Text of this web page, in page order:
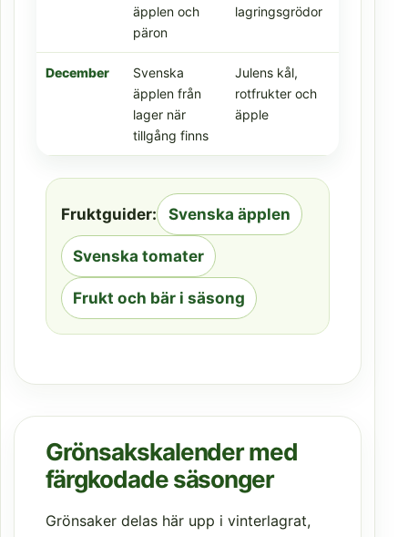
äpplen och
päron
lagringsgrödor
December
Svenska
äpplen från
lager när
tillgång finns
Julens kål,
rotfrukter och
äpple
Fruktguider: Svenska äpplen
Svenska tomater
Frukt och bär i säsong
Grönsakskalender med
färgkodade säsonger
Grönsaker delas här upp i vinterlagrat,